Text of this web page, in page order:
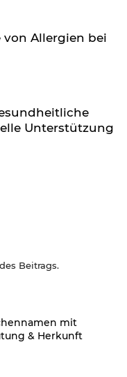
von Allergien bei
Unterstützung
des Beitrags.
mit
& Herkunft